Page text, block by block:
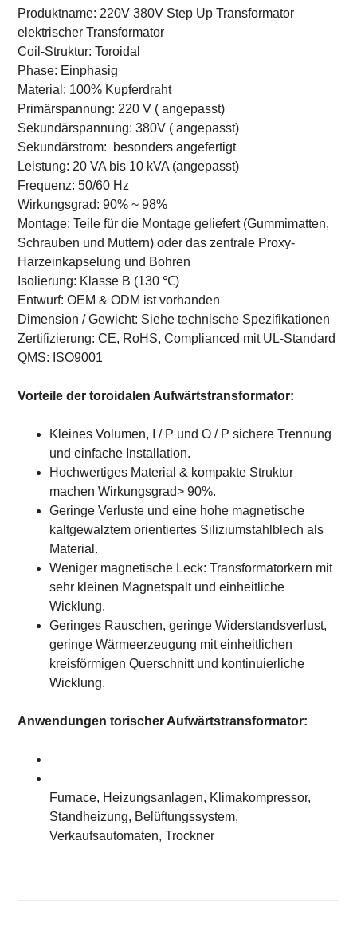
Produktname: 220V 380V Step Up Transformator
elektrischer Transformator
Coil-Struktur: Toroidal
Phase: Einphasig
Material: 100% Kupferdraht
Primärspannung: 220 V (angepasst)
Sekundärspannung: 380V (angepasst)
Sekundärstrom: besonders angefertigt
Leistung: 20 VA bis 10 kVA (angepasst)
Frequenz: 50/60 Hz
Wirkungsgrad: 90% ~ 98%
Montage: Teile für die Montage geliefert (Gummimatten,
Schrauben und Muttern) oder das zentrale Proxy-
Harzeinkapselung und Bohren
Isolierung: Klasse B (130 ℃)
Entwurf: OEM & ODM ist vorhanden
Dimension / Gewicht: Siehe technische Spezifikationen
Zertifizierung: CE, RoHS, Complianced mit UL-Standard
QMS: ISO9001
Vorteile der toroidalen Aufwärtstransformator:
Kleines Volumen, I / P und O / P sichere Trennung
und einfache Installation.
Hochwertiges Material & kompakte Struktur
machen Wirkungsgrad> 90%.
Geringe Verluste und eine hohe magnetische
kaltgewalztem orientiertes Siliziumstahlblech als
Material.
Weniger magnetische Leck: Transformatorkern mit
sehr kleinen Magnetspalt und einheitliche
Wicklung.
Geringes Rauschen, geringe Widerstandsverlust,
geringe Wärmeerzeugung mit einheitlichen
kreisförmigen Querschnitt und kontinuierliche
Wicklung.
Anwendungen torischer Aufwärtstransformator:
Furnace, Heizungsanlagen, Klimakompressor,
Standheizung, Belüftungssystem,
Verkaufsautomaten, Trockner